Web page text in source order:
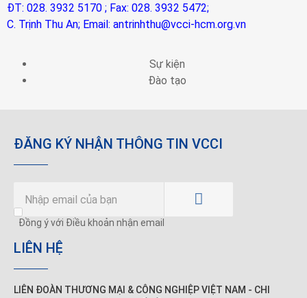
ĐT: 028. 3932 5170 ; Fax: 028. 3932 5472;
C. Trịnh Thu An; Email: antrinhthu@vcci-hcm.org.vn
Sự kiện
Đào tạo
ĐĂNG KÝ NHẬN THÔNG TIN VCCI
Đồng ý với Điều khoản nhận email
LIÊN HỆ
LIÊN ĐOÀN THƯƠNG MẠI & CÔNG NGHIỆPVIỆT NAM - CHI